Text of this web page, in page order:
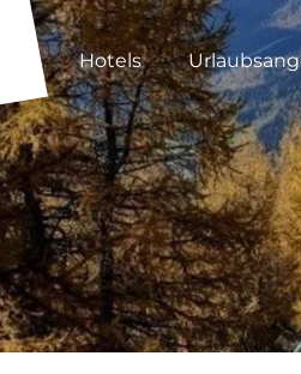
Hotels
PAKETE
REVIERE